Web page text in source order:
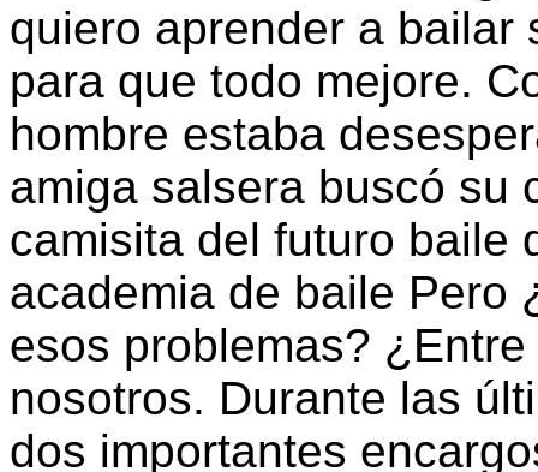
quiero aprender a bailar
para que todo mejore.
hombre estaba
amiga salsera buscó su
camisita del futuro baile
academia de baile Pero
esos problemas?
nosotros. Durante las
dos importantes